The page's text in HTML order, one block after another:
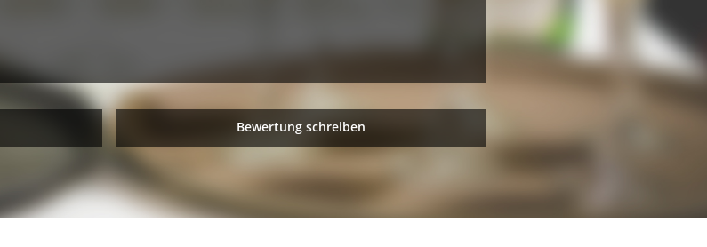
Bewertung schreiben